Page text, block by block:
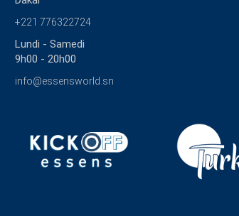
+221 776322724
Lundi - Samedi
9h00 - 20h00
info@essensworld.sn